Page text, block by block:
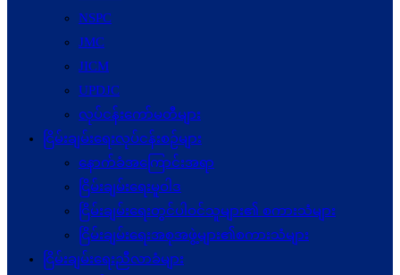
NSPC
JMC
JICM
UPDJC
လုပ်ငန်းကော်မတီများ
ငြိမ်းချမ်းရေးလုပ်ငန်းစဉ်များ
နောက်ခံအကြောင်းအရာ
ငြိမ်းချမ်းရေးမူဝါဒ
ငြိမ်းချမ်းရေးတွင်ပါဝင်သူများ၏ စကားသံများ
ငြိမ်းချမ်းရေးအစုအဖွဲ့များ၏စကားသံများ
ငြိမ်းချမ်းရေးညီလာခံများ